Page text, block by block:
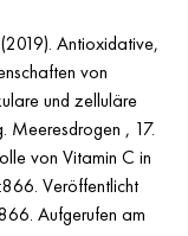
Antioxidative,
von
und zelluläre
Meeresdrogen , 17.
von Vitamin C in
Veröffentlicht
Aufgerufen am